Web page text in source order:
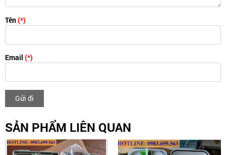
Tên(*)
Email (*)
Gửi đi
SẢN PHẨM LIÊN QUAN